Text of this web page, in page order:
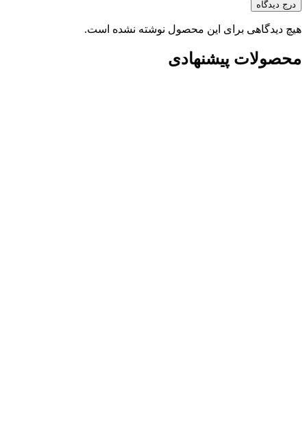
درج دیدگاه
هیچ دیدگاهی برای این محصول نوشته نشده است.
محصولات پیشنهادی